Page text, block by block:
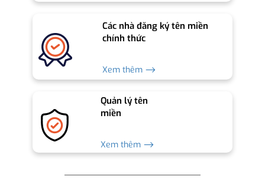
Các nhà đăng ký tên miền
chính thức
Xem thêm ⟶
Quản lý tên
miền
Xem thêm ⟶